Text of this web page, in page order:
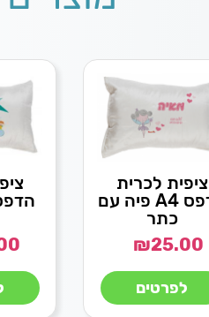
ציפית לכרית
הדפס A4 פיה עם
כתר
₪25.00
לפרטים